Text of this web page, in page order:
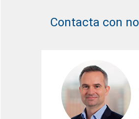
Contacta con